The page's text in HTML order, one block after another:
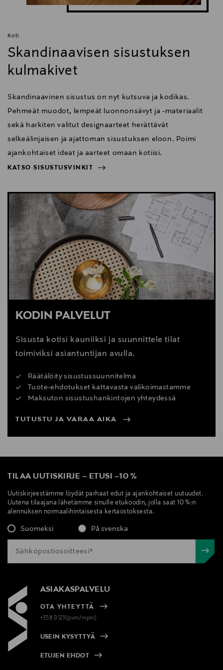
Koti
Skandinaavisen sisustuksen
kulmakivet
Skandinaavinen sisustus on nyt kutsuva ja kodikas.
Pehmeät muodot, lempeät luonnonsävyt ja -materiaalit
sekä harkiten valitut designaarteet herättävät
selkeälinjaisen ja ajattoman sisustuksen eloon. Poimi
ajankohtaiset ideat ja aarteet omaan kotiisi.
KATSO SISUSTUSVINKIT
KATSO SISUSTUSVINKIT
KODIN PALVELUT
Sisusta kotisi kauniiksi ja suunnittele tilat
toimiviksi asiantuntijan avulla.
Räätälöity sisustussuunnitelma
Tuote-ehdotukset kattavasta valikoimastamme
Maksuton sisustushankintojen yhteydessä
TUTUSTU JA VARAA AIKA
TILAA UUTISKIRJE – ETUSI –10 %
Uutiskirjeestämme löydät parhaat edut ja ajankohtaiset uutuudet.
Uutena tilaajana lähetämme sinulle etukoodin, jolla saat 10 %:n
alennuksen normaalihintaisesta kertaostoksesta.
Suomeksi På svenska
ASIAKASPALVELU
OTA YHTEYTTÄ
+358 9 1211(pvm/mpm)
USEIN KYSYTTYÄ
ETUJEN EHDOT